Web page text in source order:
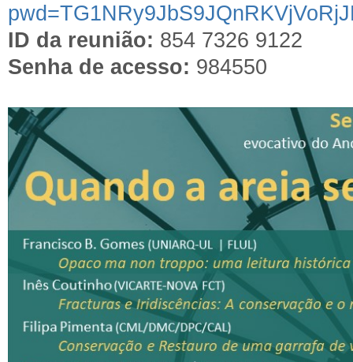
ID da reunião: 854 7326 9122
Senha de acesso: 984550